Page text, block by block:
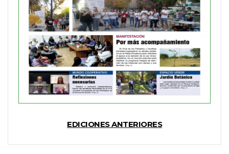
EDICIONES ANTERIORES